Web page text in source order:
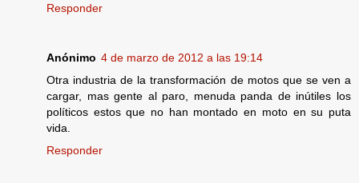
Responder
Anónimo 4 de marzo de 2012 a las 19:14
Otra industria de la transformación de motos que se ven a
cargar, mas gente al paro, menuda panda de inútiles los
políticos estos que no han montado en moto en su puta
vida.
Responder